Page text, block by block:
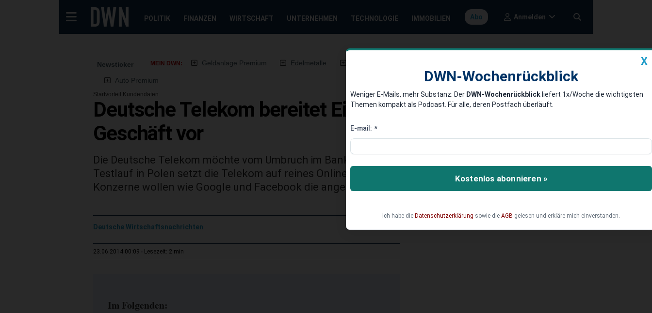
POLITIK FINANZEN WIRTSCHAFT UNTERNEHMEN TECHNOLOGIE IMMOBILIEN Abo Anmelden
Newsticker MEIN DWN: Geldanlage Premium Edelmetalle
Auto Premium
Startvorteil Kundendaten
Deutsche Telekom bereitet Einstieg ins Bank-
Geschäft vor
Die Deutsche Telekom möchte vom Umbruch im Banken-Geschäft profitieren. In einem ersten
Testlauf in Polen setzt die Telekom auf reines Online-Banking. Die Telekommunikations-
Konzerne wollen wie Google und Facebook die angeschlagenen Banken angreifen.
Deutsche Wirtschaftsnachrichten
23.06.2014 00:09 Lesezeit: 2 min
Im Folgenden:
X
DWN-Wochenrückblick
Weniger E-Mails, mehr Substanz: Der DWN-Wochenrückblick liefert 1x/Woche die wichtigsten
Themen kompakt als Podcast. Für alle, deren Postfach überläuft.
E-mail: *
Kostenlos abonnieren »
Ich habe die Datenschutzerklärung sowie die AGB gelesen und erkläre mich einverstanden.